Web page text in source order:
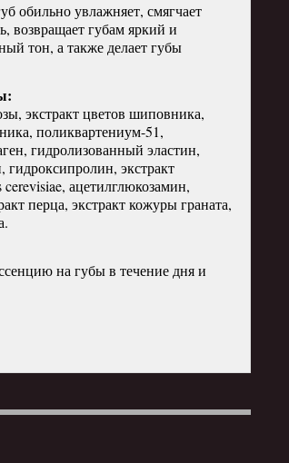
обильно увлажняет, смягчает
возвращает губам яркий и
тон, а также делает губы
экстракт цветов шиповника,
поликвартениум-51,
гидролизованный эластин,
гидроксипролин, экстракт
ацетилглюкозамин,
перца, экстракт кожуры граната,
на губы в течение дня и